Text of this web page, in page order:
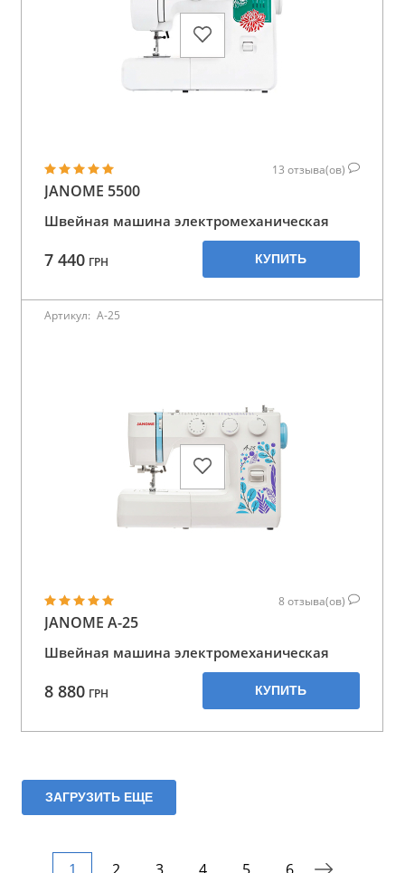
13 отзыва(ов)
JANOME 5500
Швейная машина электромеханическая
7 440 ГРН КУПИТЬ
Артикул: A-25
8 отзыва(ов)
JANOME A-25
Швейная машина электромеханическая
8 880 ГРН КУПИТЬ
ЗАГРУЗИТЬ ЕЩЕ